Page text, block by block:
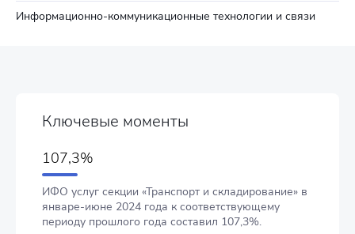
Информационно-коммуникационные технологии и связи
Ключевые моменты
107,3%
ИФО услуг секции «Транспорт и складирование» в
январе-июне 2024 года к соответствующему
периоду прошлого года составил 107,3%.